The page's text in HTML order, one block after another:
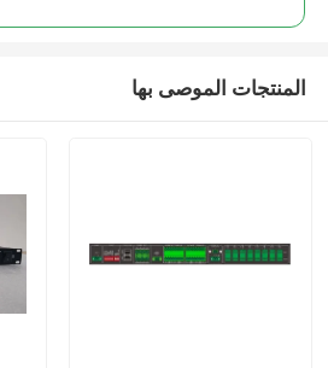
المنتجات الموصى بها